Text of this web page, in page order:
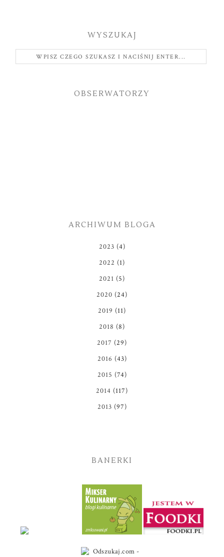
WYSZUKAJ
OBSERWATORZY
ARCHIWUM BLOGA
2023 (4)
2022 (1)
2021 (5)
2020 (24)
2019 (11)
2018 (8)
2017 (29)
2016 (43)
2015 (74)
2014 (117)
2013 (97)
BANERKI